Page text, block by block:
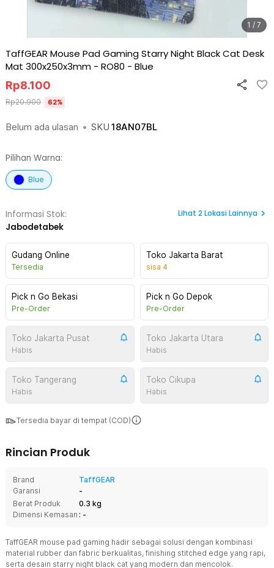
1 / 7
TaffGEAR Mouse Pad Gaming Starry Night Black Cat Desk
Mat 300x250x3mm - RO80 - Blue
Belum ada ulasan • SKU 18AN07BL
Rp8.100
Rp20.900 62%
Pilihan Warna:
Blue
Informasi Stok:
Jabodetabek
Lihat 2Lokasi Lainnya
Gudang Online
Tersedia
Toko Jakarta Barat
sisa 4
Pick n Go Bekasi
Pre-Order
Pick n Go Depok
Pre-Order
Toko Jakarta Pusat
Habis
Toko Jakarta Utara
Habis
Toko Tangerang
Habis
Toko Cikupa
Habis
Tersedia bayar di tempat (COD)
Rincian Produk
Brand
TaffGEAR
Garansi
-
Berat Produk
0.3 kg
Dimensi Kemasan : -
TaffGEAR mouse pad gaming hadir sebagai solusi dengan kombinasi
material rubber dan fabric berkualitas, finishing stitched edge yang rapi,
serta desain starry night black cat yang modern dan mencolok.